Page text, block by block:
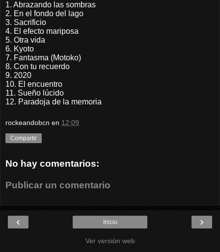
1. Abrazando las sombras
2. En el fondo del lago
3. Sacrificio
4. El efecto mariposa
5. Otra vida
6. Kyoto
7. Fantasma (Motoko)
8. Con tu recuerdo
9. 2020
10. El encuentro
11. Sueño lúcido
12. Paradoja de la memoria
rockeandobcn en 12:09
Compartir
No hay comentarios:
Publicar un comentario
‹ ›
Inicio
Ver versión web